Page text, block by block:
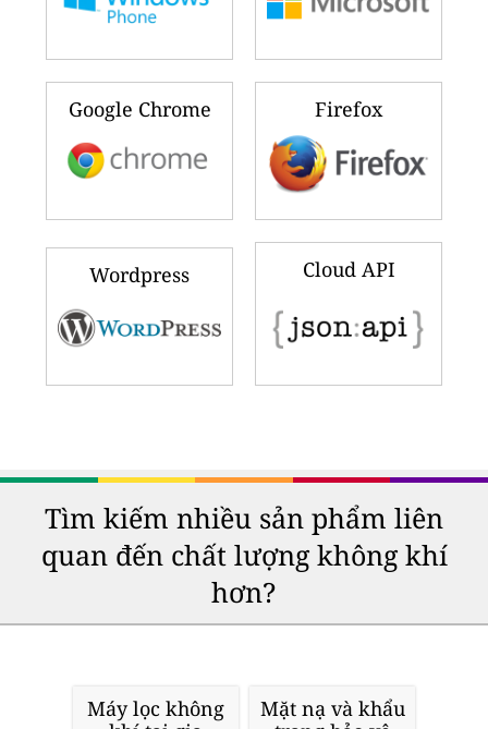
Google Chrome Firefox
Wordpress Cloud API
Tìm kiếm nhiều sản phẩm liên
quan đến chất lượng không khí
hơn?
Máy lọc không
Mặt nạ và khẩu